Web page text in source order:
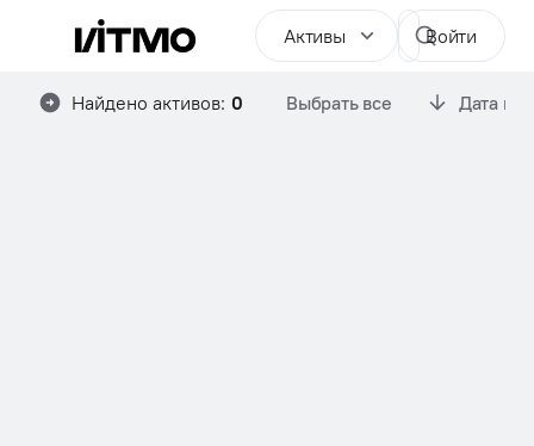
Активы Войти
Найдено активов: 0 Выбрать все Дата